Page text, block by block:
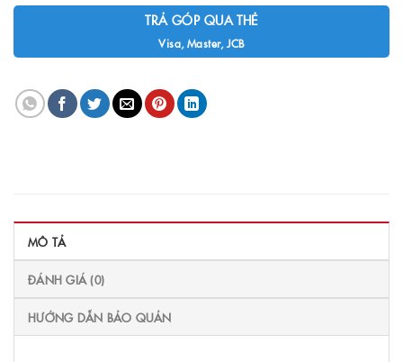
TRẢ GÓP QUA THẺ
Visa, Master, JCB
MÔ TẢ
ĐÁNH GIÁ (0)
HƯỚNG DẪN BẢO QUẢN